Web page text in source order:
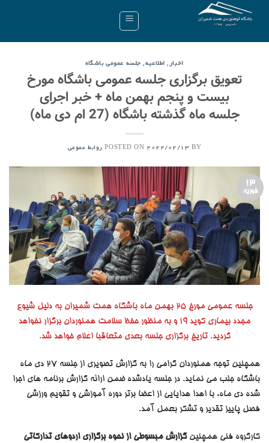
اخبار , اطلاعیه, جلسه عمومی باشگاه
تعویق برگزاری جلسه عمومی باشگاه مورخ
بیست و پنجم بهمن ماه + خبر اجرای
جلسه ماه گذشته باشگاه (27 ام دی ماه)
POSTED ON 2022/02/13 BY روابط عمومی
13
فوریه
جلسه عمومی مورخ 25 بهمن ماه باشگاه همت شمیران به دلیل شیوع
مجدد بیماری کوید 19 و به منظور حفظ سلامت همنوردان برگزار نخواهد
گردید. تاریخ برگزاری جلسه بعدی متعاقبا اعلام خواهد شد.
همچنین توجه همنوردان گرامی را به گزارش تصویری از جلسه 27 دی ماه
باشگاه جلب می نماید. در جلسه یادشده ضمن ارائه گزارش برنامه های اجرا
شده دی ماه، با اهدا هدایایی از اعضا برتر دوره آموزشی و تقویم ورزشی
فصل پاییز تقدیر و تشکر بعمل آمد.
کارگروه فنی همچنینگزارش مبسوطی از نحوه برگزاری اردوهای تدارکاتی